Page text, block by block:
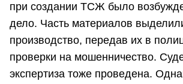
при создании ТСЖ было
дело. Часть материалов
производство, передав их в
проверки на мошенничество.
экспертиза тоже проведена.